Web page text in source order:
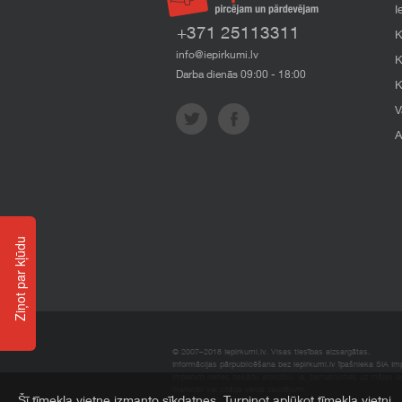
+371 25113311
info@iepirkumi.lv
Darba dienās 09:00 - 18:00
© 2007–2018 Iepirkumi.lv. Visas tiesības aizsargātas.
Informācijas pārpublicēšana bez iepirkumi.lv īpašnieka SIA
Ziņot par kļūdu